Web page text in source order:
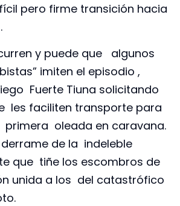
pero firme transición hacia
y puede que algunos
imiten el episodio ,
Fuerte Tiuna solicitando
les faciliten transporte para
oleada en caravana.
de la indeleble
que tiñe los escombros de
unida a los del catastrófico